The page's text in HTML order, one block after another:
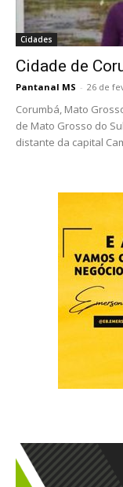
Cidades
Cidade de
Pantanal MS - 26 de
Corumbá, Mato
de Mato Grosso do
distante da capital